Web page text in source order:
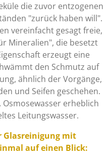
die zuvor entzogenen
"zurück haben will".
vereinfacht gesagt freie,
Mineralien", die besetzt
erzeugt eine
den Schmutz auf
ähnlich der Vorgänge,
und Seifen geschehen.
Osmosewasser erheblich
Leitungswasser.
Glasreinigung mit
auf einen Blick: